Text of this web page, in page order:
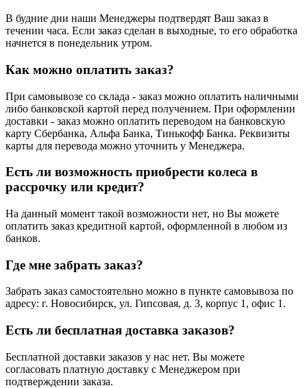
В будние дни наши Менеджеры подтвердят Ваш заказ в
течении часа. Если заказ сделан в выходные, то его обработка
начнется в понедельник утром.
Как можно оплатить заказ?
При самовывозе со склада - заказ можно оплатить наличными
либо банковской картой перед получением. При оформлении
доставки - заказ можно оплатить переводом на банковскую
карту Сбербанка, Альфа Банка, Тинькофф Банка. Реквизиты
карты для перевода можно уточнить у Менеджера.
Есть ли возможность приобрести колеса в
рассрочку или кредит?
На данный момент такой возможности нет, но Вы можете
оплатить заказ кредитной картой, оформленной в любом из
банков.
Где мне забрать заказ?
Забрать заказ самостоятельно можно в пункте самовывоза по
адресу: г. Новосибирск, ул. Гипсовая, д. 3, корпус 1, офис 1.
Есть ли бесплатная доставка заказов?
Бесплатной доставки заказов у нас нет. Вы можете
согласовать платную доставку с Менеджером при
подтверждении заказа.